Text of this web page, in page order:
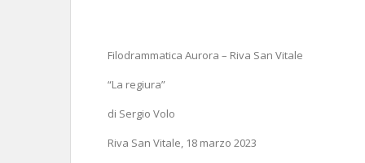
Filodrammatica Aurora – Riva San Vitale
“La regiura”
di Sergio Volo
Riva San Vitale, 18 marzo 2023